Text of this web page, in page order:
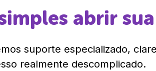
abrir
suporte especializado,
realmente descomplicado.